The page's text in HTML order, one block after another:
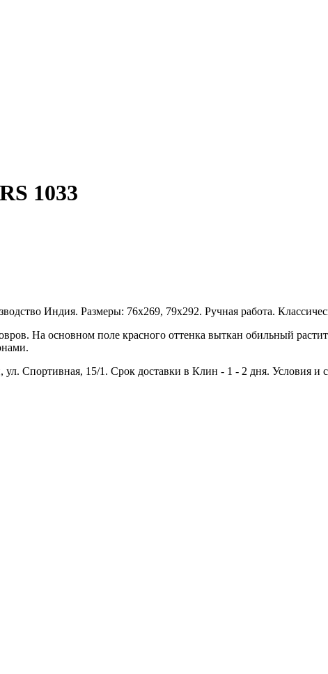
1033
Индия. Размеры: 76х269, 79х292. Ручная работа.
На основном поле красного оттенка выткан обильный
Спортивная, 15/1. Срок доставки в Клин - 1 - 2 дня. Условия и